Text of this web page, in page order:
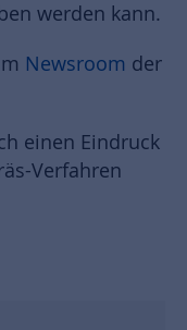
werden kann.
Newsroom der
einen Eindruck
Verfahren